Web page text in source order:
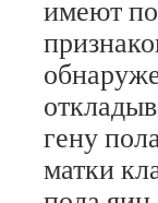
имеют
гену
матки